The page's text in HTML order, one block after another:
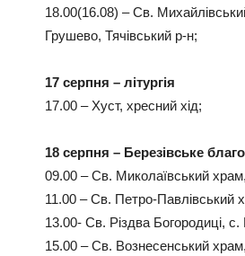
18.00(16.08) – Св.
Грушево, Тячівський р-н;
17 серпня – літургія
17.00 – Хуст, хресний хід;
18 серпня – Березівське
09.00 – Св. Миколаївський
11.00 – Св. Петро-Павлівський
13.00- Св. Різдва Богородиці,
15.00 – Св. Вознесенський